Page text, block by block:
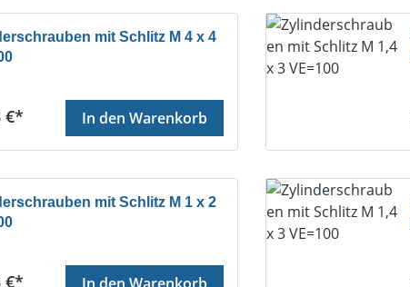
mit Schlitz M 4 x 4
Preis:
€* In den Warenkorb
mit Schlitz M 1 x 2
Preis:
€*